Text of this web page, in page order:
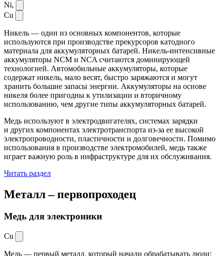
Ni,
Cu
Никель — один из основных компонентов, которые
используются при производстве прекурсоров катодного
материала для аккумуляторных батарей. Никель-интенсивные
аккумуляторы NCM и NCA считаются доминирующей
технологией. Автомобильные аккумуляторы, которые
содержат никель, мало весят, быстро заряжаются и могут
хранить большие запасы энергии. Аккумуляторы на основе
никеля более пригодны к утилизации и вторичному
использованию, чем другие типы аккумуляторных батарей.
Медь используют в электродвигателях, системах зарядки
и других компонентах электротранспорта из-за ее высокой
электропроводности, пластичности и долговечности. Помимо
использования в производстве электромобилей, медь также
играет важную роль в инфраструктуре для их обслуживания.
Читать раздел
Металл –первопроходец
Медь для электроники
Cu
Медь — первый металл, который начали обрабатывать люди: